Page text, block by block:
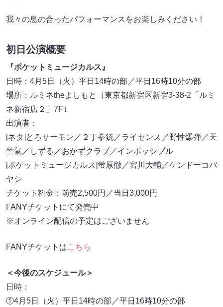
我々の息の合ったパフォーマンスをお楽しみください！
初日公演概要
『ポケットミュージカルス』
日時：4月5日（火）平日14時の部／平日16時10分の部
場所：ルミネtheよしもと（東京都新宿区新宿3-38-2「ルミ
ネ新宿店２」7F）
出演者：
[ネタ]とろサーモン／２丁拳銃／ライセンス／野性爆弾／天
竺鼠／しずる／おかずクラブ／インポッシブル
[ポケットミュージカルス]蛍原徹／宮川大輔／ケンドーコバ
ヤシ
チケット料金：前売2,500円／当日3,000円
FANYチケットにて発売中
※オンライン配信の予定はございません
FANYチケットはこちら
＜今後のスケジュール＞
日時：
①4月5日（火）平日14時の部／平日16時10分の部